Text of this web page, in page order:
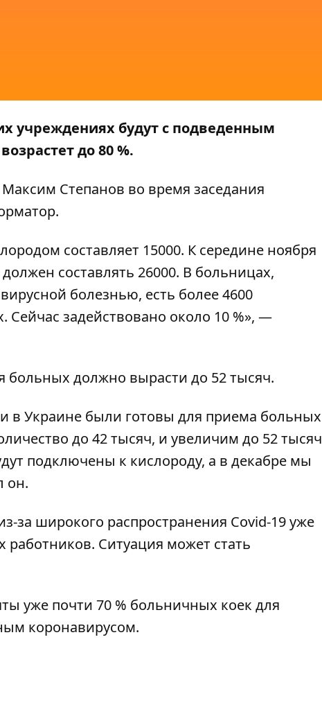
учреждениях будут с подведенным
до 80 %.
Степанов во время заседания
.
составляет 15000. К середине ноября
составлять 26000. В больницах,
болезнью, есть более 4600
Сейчас задействовано около 10 %», —
больных должно вырасти до 52 тысяч.
в Украине были готовы для приема больных
до 42 тысяч, и увеличим до 52 тысяч
подключены к кислороду, а в декабре мы
он.
за широкого распространения Covid-19 уже
работников. Ситуация может стать
уже почти 70 % больничных коек для
коронавирусом.